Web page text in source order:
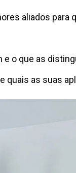
aliados para
e o que as
quais as suas